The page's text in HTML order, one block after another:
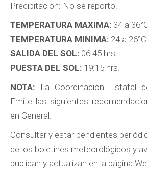
Precipitación: No se reporto.
TEMPERATURA MAXIMA: 34 a
TEMPERATURA MINIMA: 24 a
SALIDA DEL SOL: 06:45 hrs.
PUESTA DEL SOL: 19:15 hrs.
NOTA:
La Coordinación Estatal
Emite las siguientes
en General.
Consultar y estar pendientes
de los boletines meteorológicos y
publican y actualizan en la página